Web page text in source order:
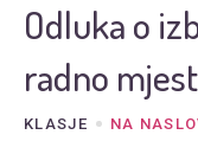
Odluka o
radno
KLASJE NA